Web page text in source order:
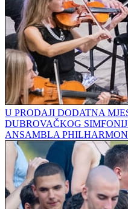
U PRODAJI DODATNA
DUBROVAČKOG
ANSAMBLA